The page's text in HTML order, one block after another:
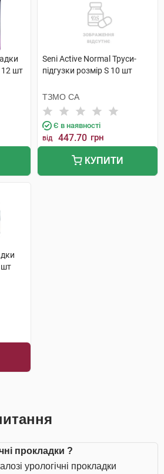
12 шт
Seni Active Normal Труси-
підгузки розмір S 10 шт
ТЗМО СА
Є в наявності
від 447.70 грн
КУПИТИ
шт
прокладки ?
урологічні прокладки